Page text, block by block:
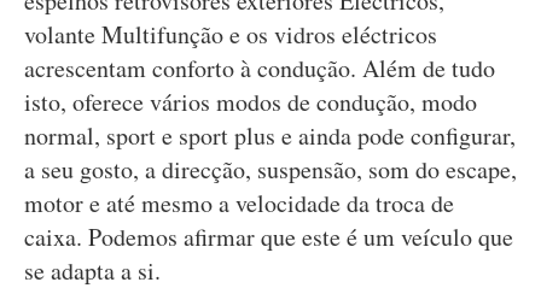
volante Multifunção e os vidros eléctricos
acrescentam conforto à condução. Além de tudo
isto, oferece vários modos de condução, modo
normal, sport e sport plus e ainda pode configurar,
a seu gosto, a direcção, suspensão, som do escape,
motor e até mesmo a velocidade da troca de
caixa. Podemos afirmar que este é um veículo que
se adapta a si.